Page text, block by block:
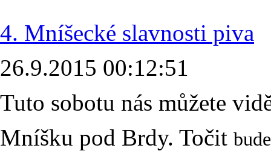
4. Mníšecké slavnosti piva
26.9.2015 00:12:51
Tuto sobotu nás můžete
Mníšku pod Brdy. Točit